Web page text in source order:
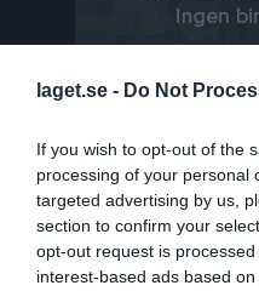
laget.se - Do Not
If you wish to opt-out of the
processing of your personal
targeted advertising by us,
section to confirm your
opt-out request is
interest-based ads based
Senast uppladdade video